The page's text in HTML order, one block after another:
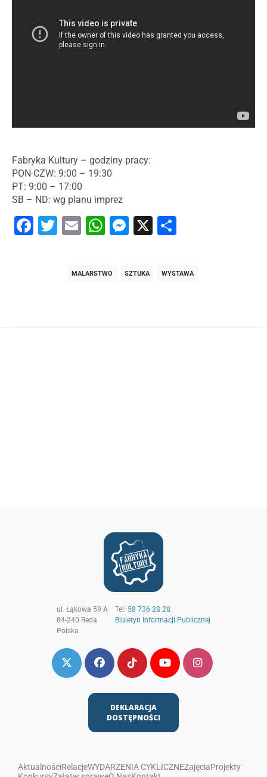
Fabryka Kultury – godziny pracy:
PON-CZW: 9:00 – 19:30
PT: 9:00 – 17:00
SB – ND: wg planu imprez
Facebook
Twitter
EmailWhatsApp
Messenger
X
MALARSTWO SZTUKA WYSTAWA
ul. Łąkowa 59 A
84-240 Reda
Polska
Tel: 58 736 28 28
Biuletyn Informacji Publicznej
DEKLARACJA
DOSTĘPNOŚCI
AktualnościRelacjeWYDARZENIA CYKLICZNEZajęciaProjekty